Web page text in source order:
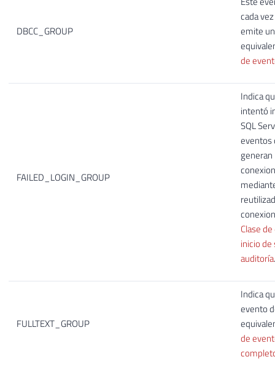
DBCC_GROUP
cada
emite
de
FAILED_LOGIN_GROUP
Indica
intentó
SQL
eventos
Clase
inicio
auditoría.
FULLTEXT_GROUP
Indica
evento
de